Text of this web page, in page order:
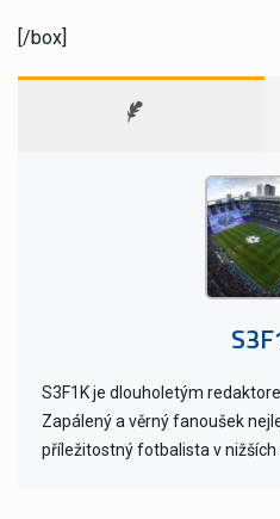
[/box]
S3F1K je dlouholetým
Zapálený a věrný fanoušek
příležitostný fotbalista v nižších